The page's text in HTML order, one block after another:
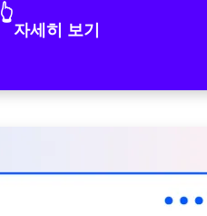
👆
자세히 보기